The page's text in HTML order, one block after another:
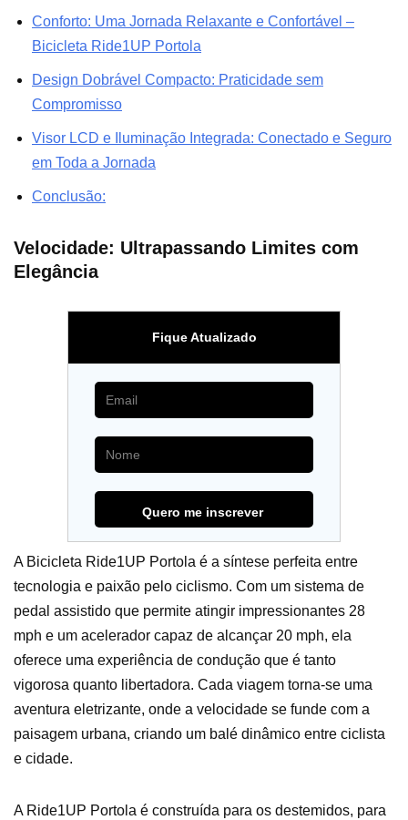
Conforto: Uma Jornada Relaxante e Confortável –
Bicicleta Ride1UP Portola
Design Dobrável Compacto: Praticidade sem
Compromisso
Visor LCD e Iluminação Integrada: Conectado e Seguro
em Toda a Jornada
Conclusão:
Velocidade: Ultrapassando Limites com
Elegância
Fique Atualizado
A Bicicleta Ride1UP Portola é a síntese perfeita entre
tecnologia e paixão pelo ciclismo. Com um sistema de
pedal assistido que permite atingir impressionantes 28
mph e um acelerador capaz de alcançar 20 mph, ela
oferece uma experiência de condução que é tanto
vigorosa quanto libertadora. Cada viagem torna-se uma
aventura eletrizante, onde a velocidade se funde com a
paisagem urbana, criando um balé dinâmico entre ciclista
e cidade.
A Ride1UP Portola é construída para os destemidos, para